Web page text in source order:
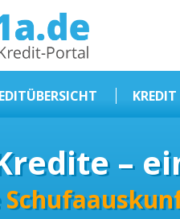
ohne Schufa
–